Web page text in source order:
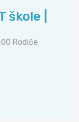
|
Rodiče